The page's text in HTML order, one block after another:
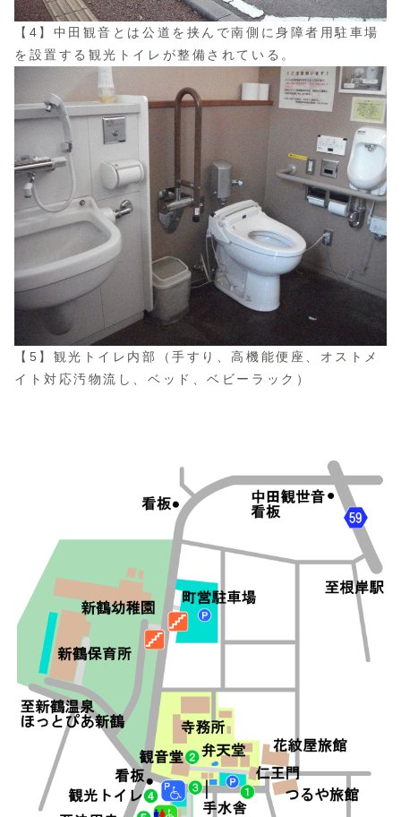
【4】中田観音とは公道を挟んで南側に身障者用駐車場
を設置する観光トイレが整備されている。
【5】観光トイレ内部（手すり、高機能便座、オストメ
イト対応汚物流し、ベッド、ベビーラック）